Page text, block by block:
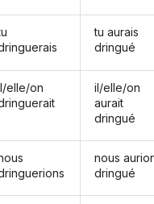
elle/on
tu aurais
dringué
il/elle/on
aurait
dringué
nous
dringué